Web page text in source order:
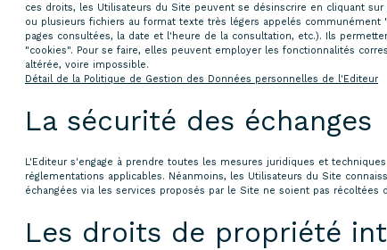
ces droits, les Utilisateurs du Site peuvent se désinscrire en cliquant
ou plusieurs fichiers au format texte très légers appelés
pages consultées, la date et l'heure de la consultation, etc.). Ils
"cookies". Pour se faire, elles peuvent employer les fonctionnalités
altérée, voire impossible.
Détail de la Politique de Gestion des Données personnelles de l'Editeur
La sécurité des échanges
L'Editeur s'engage à prendre toutes les mesures juridiques et
réglementations applicables. Néanmoins, les Utilisateurs du Site
échangées via les services proposés par le Site ne soient pas récoltées
Les droits de propriété